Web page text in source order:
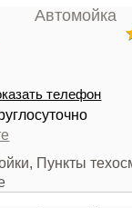
телефон
Пункты